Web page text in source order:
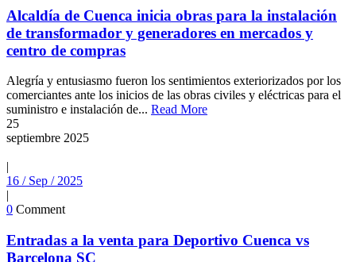
Alcaldía de Cuenca inicia obras para la instalación
de transformador y generadores en mercados y
centro de compras
Alegría y entusiasmo fueron los sentimientos exteriorizados por los
comerciantes ante los inicios de las obras civiles y eléctricas para el
suministro e instalación de... Read More
25
septiembre 2025
|
16 / Sep / 2025
|
0 Comment
Entradas a la venta para Deportivo Cuenca vs
Barcelona SC